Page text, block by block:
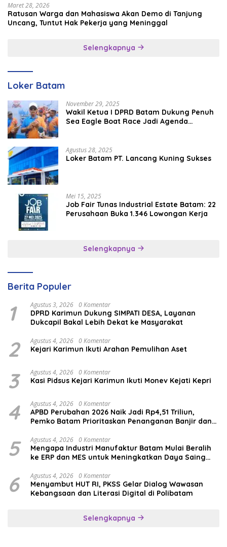
Maret 28, 2026
Ratusan Warga dan Mahasiswa Akan Demo di Tanjung
Uncang, Tuntut Hak Pekerja yang Meninggal
Selengkapnya
Loker Batam
November 29, 2025
Wakil Ketua I DPRD Batam Dukung Penuh
Sea Eagle Boat Race Jadi Agenda
Agustus 28, 2025
Loker Batam PT. Lancang Kuning Sukses
Mei 15, 2025
Job Fair Tunas Industrial Estate Batam: 22
Perusahaan Buka 1.346 Lowongan Kerja
Selengkapnya
Berita Populer
1 Agustus 3, 2026 0 Komentar
DPRD Karimun Dukung SIMPATI DESA, Layanan
Dukcapil Bakal Lebih Dekat ke Masyarakat
2 Agustus 4, 2026 0 Komentar
Kejari Karimun Ikuti Arahan Pemulihan Aset
3 Agustus 4, 2026 0 Komentar
Kasi Pidsus Kejari Karimun Ikuti Monev Kejati Kepri
4 Agustus 4, 2026 0 Komentar
APBD Perubahan 2026 Naik Jadi Rp4,51 Triliun,
Pemko Batam Prioritaskan Penanganan Banjir dan
5 Agustus 4, 2026 0 Komentar
Mengapa Industri Manufaktur Batam Mulai Beralih
ke ERP dan MES untuk Meningkatkan Daya Saing
6 Agustus 4, 2026 0 Komentar
Menyambut HUT RI, PKSS Gelar Dialog Wawasan
Kebangsaan dan Literasi Digital di Polibatam
Selengkapnya